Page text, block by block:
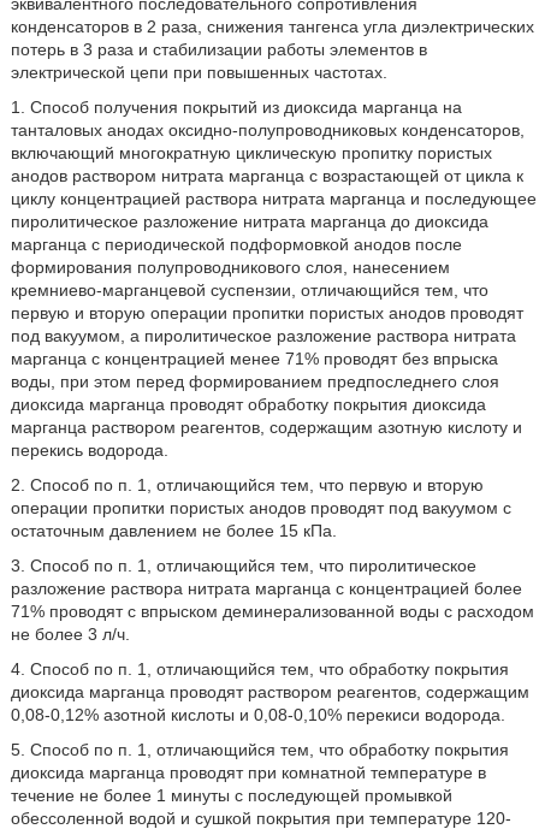
конденсаторов в 2 раза, снижения тангенса угла диэлектрических
потерь в 3 раза и стабилизации работы элементов в
электрической цепи при повышенных частотах.
1. Способ получения покрытий из диоксида марганца на
танталовых анодах оксидно-полупроводниковых конденсаторов,
включающий многократную циклическую пропитку пористых
анодов раствором нитрата марганца с возрастающей от цикла к
циклу концентрацией раствора нитрата марганца и последующее
пиролитическое разложение нитрата марганца до диоксида
марганца с периодической подформовкой анодов после
формирования полупроводникового слоя, нанесением
кремниево-марганцевой суспензии, отличающийся тем, что
первую и вторую операции пропитки пористых анодов проводят
под вакуумом, а пиролитическое разложение раствора нитрата
марганца с концентрацией менее 71% проводят без впрыска
воды, при этом перед формированием предпоследнего слоя
диоксида марганца проводят обработку покрытия диоксида
марганца раствором реагентов, содержащим азотную кислоту и
перекись водорода.
2. Способ по п. 1, отличающийся тем, что первую и вторую
операции пропитки пористых анодов проводят под вакуумом с
остаточным давлением не более 15 кПа.
3. Способ по п. 1, отличающийся тем, что пиролитическое
разложение раствора нитрата марганца с концентрацией более
71% проводят с впрыском деминерализованной воды с расходом
не более 3 л/ч.
4. Способ по п. 1, отличающийся тем, что обработку покрытия
диоксида марганца проводят раствором реагентов, содержащим
0,08-0,12% азотной кислоты и 0,08-0,10% перекиси водорода.
5. Способ по п. 1, отличающийся тем, что обработку покрытия
диоксида марганца проводят при комнатной температуре в
течение не более 1 минуты с последующей промывкой
обессоленной водой и сушкой покрытия при температуре 120-